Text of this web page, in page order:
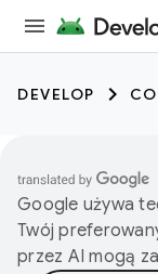
DEVELOP
Google używa
Twój
przez AI mogą